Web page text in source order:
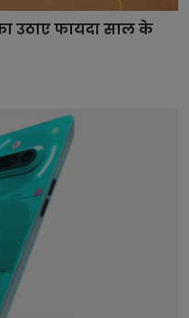
उठाए फायदा साल के